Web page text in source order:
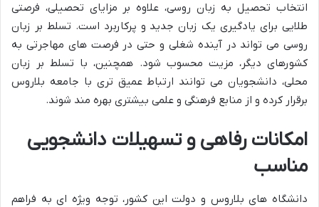
انتخاب تحصیل به زبان روسی، علاوه بر مزایای تحصیلی، فرصتی
طلایی برای یادگیری یک زبان جدید و پرکاربرد است. تسلط بر زبان
روسی می تواند در آینده شغلی و حتی در فرصت های مهاجرتی به
کشورهای دیگر، مزیت محسوب شود. همچنین، با تسلط بر زبان
محلی، دانشجویان می توانند ارتباط عمیق تری با جامعه بلاروس
برقرار کرده و از منابع فرهنگی و علمی بیشتری بهره مند شوند.
امکانات رفاهی و تسهیلات دانشجویی
مناسب
دانشگاه های بلاروس و دولت این کشور، توجه ویژه ای به فراهم